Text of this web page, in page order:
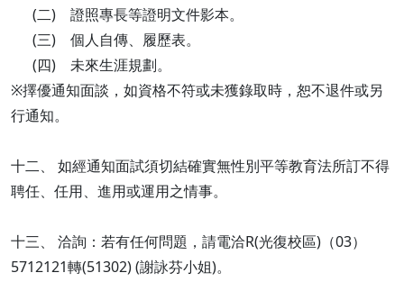
(二) 證照專長等證明文件影本。
(三) 個人自傳、履歷表。
(四) 未來生涯規劃。
※擇優通知面談，如資格不符或未獲錄取時，恕不退件或另
行通知。
十二、 如經通知面試須切結確實無性別平等教育法所訂不得
聘任、任用、進用或運用之情事。
十三、 洽詢：若有任何問題，請電洽R(光復校區)（03）
5712121轉(51302) (謝詠芬小姐)。